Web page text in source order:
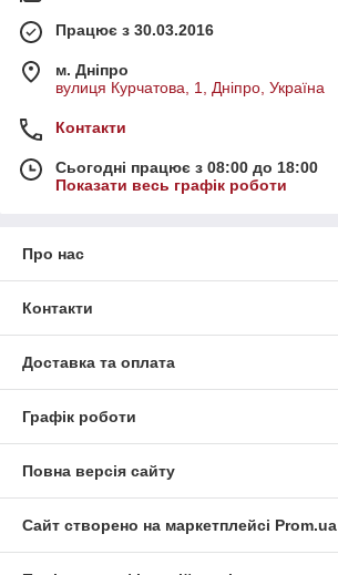
Працює з 30.03.2016
м. Дніпро
вулиця Курчатова, 1, Дніпро, Україна
Контакти
Сьогодні працює з 08:00 до 18:00
Показати весь графік роботи
Про нас
Контакти
Доставка та оплата
Графік роботи
Повна версія сайту
Сайт створено на маркетплейсі Prom.ua